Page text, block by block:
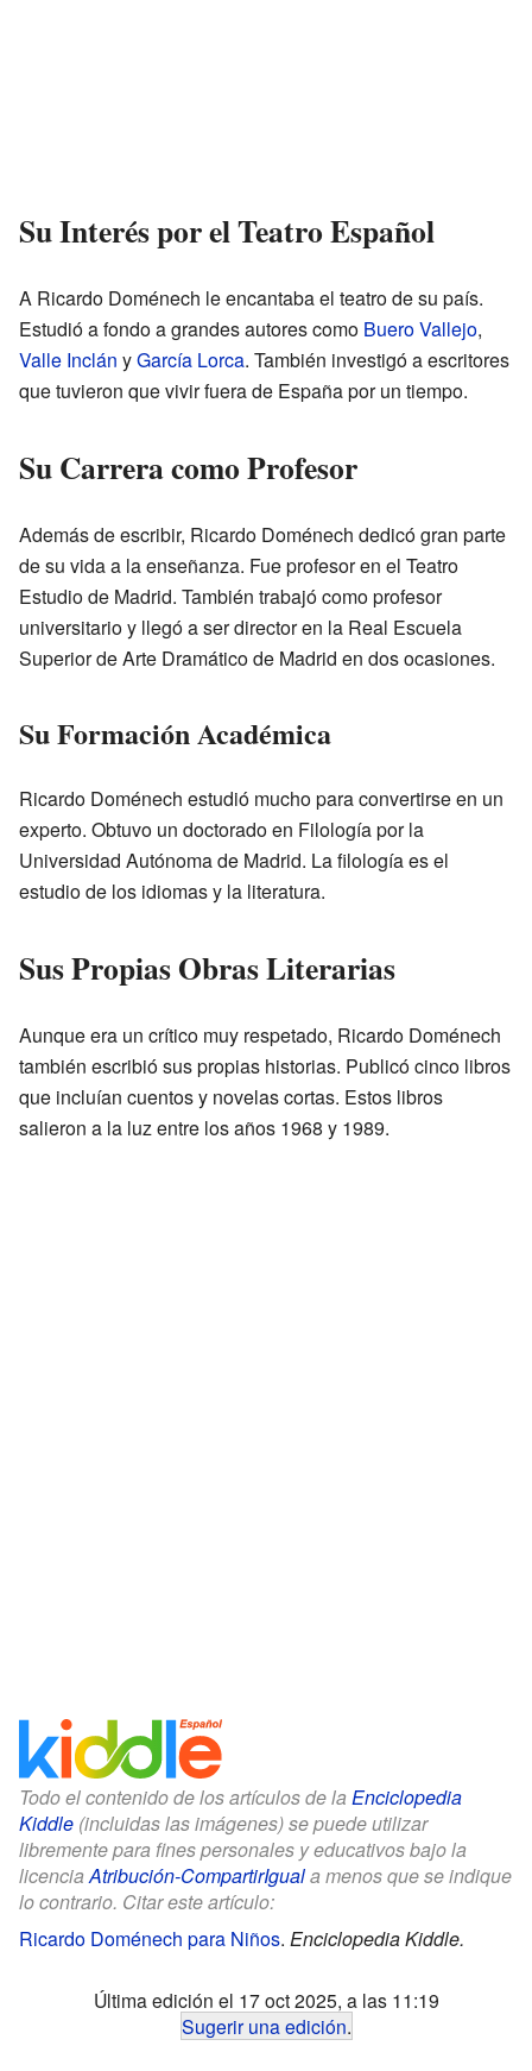
Su Interés por el Teatro Español
A Ricardo Doménech le encantaba el teatro de su país.
Estudió a fondo a grandes autores como Buero Vallejo,
Valle Inclán yGarcía Lorca. También investigó a escritores
que tuvieron que vivir fuera de España por un tiempo.
Su Carrera como Profesor
Además de escribir, Ricardo Doménech dedicó gran parte
de su vida a la enseñanza. Fue profesor en el Teatro
Estudio de Madrid. También trabajó como profesor
universitario y llegó a ser director en la Real Escuela
Superior de Arte Dramático de Madrid en dos ocasiones.
Su Formación Académica
Ricardo Doménech estudió mucho para convertirse en un
experto. Obtuvo un doctorado en Filología por la
Universidad Autónoma de Madrid. La filología es el
estudio de los idiomas y la literatura.
Sus Propias Obras Literarias
Aunque era un crítico muy respetado, Ricardo Doménech
también escribió sus propias historias. Publicó cinco libros
que incluían cuentos y novelas cortas. Estos libros
salieron a la luz entre los años 1968 y 1989.
Todo el contenido de los artículos de la Enciclopedia
Kiddle (incluidas las imágenes) se puede utilizar
libremente para fines personales y educativos bajo la
licenciaAtribución-CompartirIguala menos que se indique
lo contrario. Citar este artículo:
Ricardo Doménech para Niños. Enciclopedia Kiddle.
Última edición el 17 oct 2025, a las 11:19
Sugerir una edición.